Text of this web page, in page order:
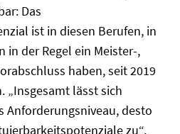
Das
ist in diesen Berufen, in
in der Regel ein Meister-,
haben, seit 2019
„Insgesamt lässt sich
Anforderungsniveau, desto
zu“,